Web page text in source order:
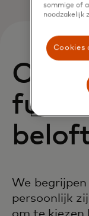
We
persoonlijk
om te kiezen
sommige of
noodzakelijk
Cookies